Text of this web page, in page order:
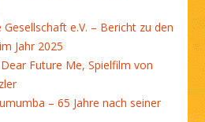
e.V. – Bericht zu den
im Jahr 2025
Future Me, Spielfilm von
– 65 Jahre nach seiner